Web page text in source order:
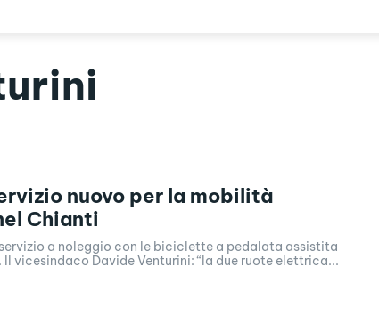
nuovo per la mobilità
Chianti
a noleggio con le biciclette a pedalata assistita
vicesindaco Davide Venturini: “la due ruote elettrica...